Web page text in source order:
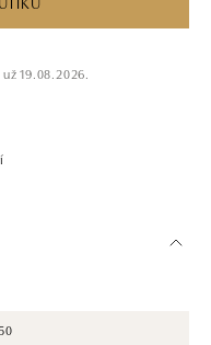
19.08.2026.